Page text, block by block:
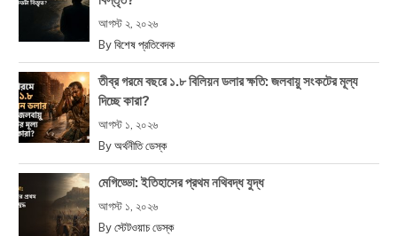
আগস্ট ২, ২০২৬
By বিশেষ প্রতিবেদক
তীব্র গরমে বছরে ১.৮ বিলিয়ন ডলার ক্ষতি: জলবায়ু সংকটের মূল্য
দিচ্ছে কারা?
আগস্ট ১, ২০২৬
By অর্থনীতি ডেস্ক
মেগিড্ডো: ইতিহাসের প্রথম নথিবদ্ধ যুদ্ধ
আগস্ট ১, ২০২৬
By স্টেটওয়াচ ডেস্ক